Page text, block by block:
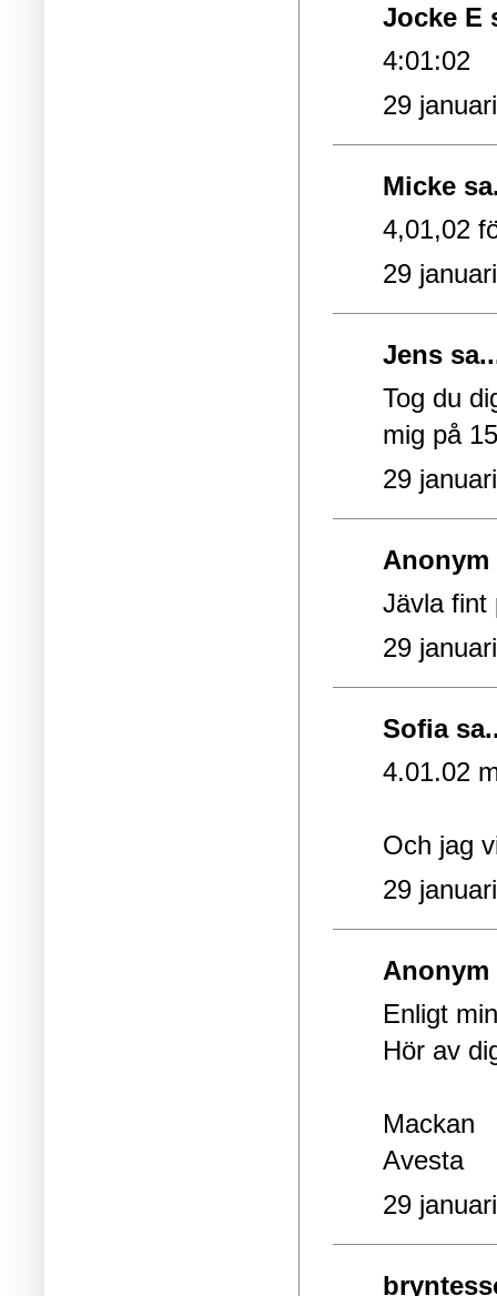
Jocke E
4:01:02
29
Micke
4,01,02
29
Jens
Tog du
mig på
29
Anonym
Jävla fint
29
Sofia
4.01.02
Och jag
29
Anonym
Enligt
Hör av
Mackan
Avesta
29